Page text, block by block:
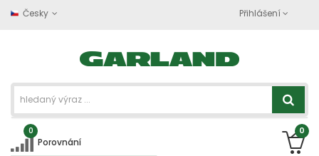
Česky Přihlášení
0
Porovnání
0